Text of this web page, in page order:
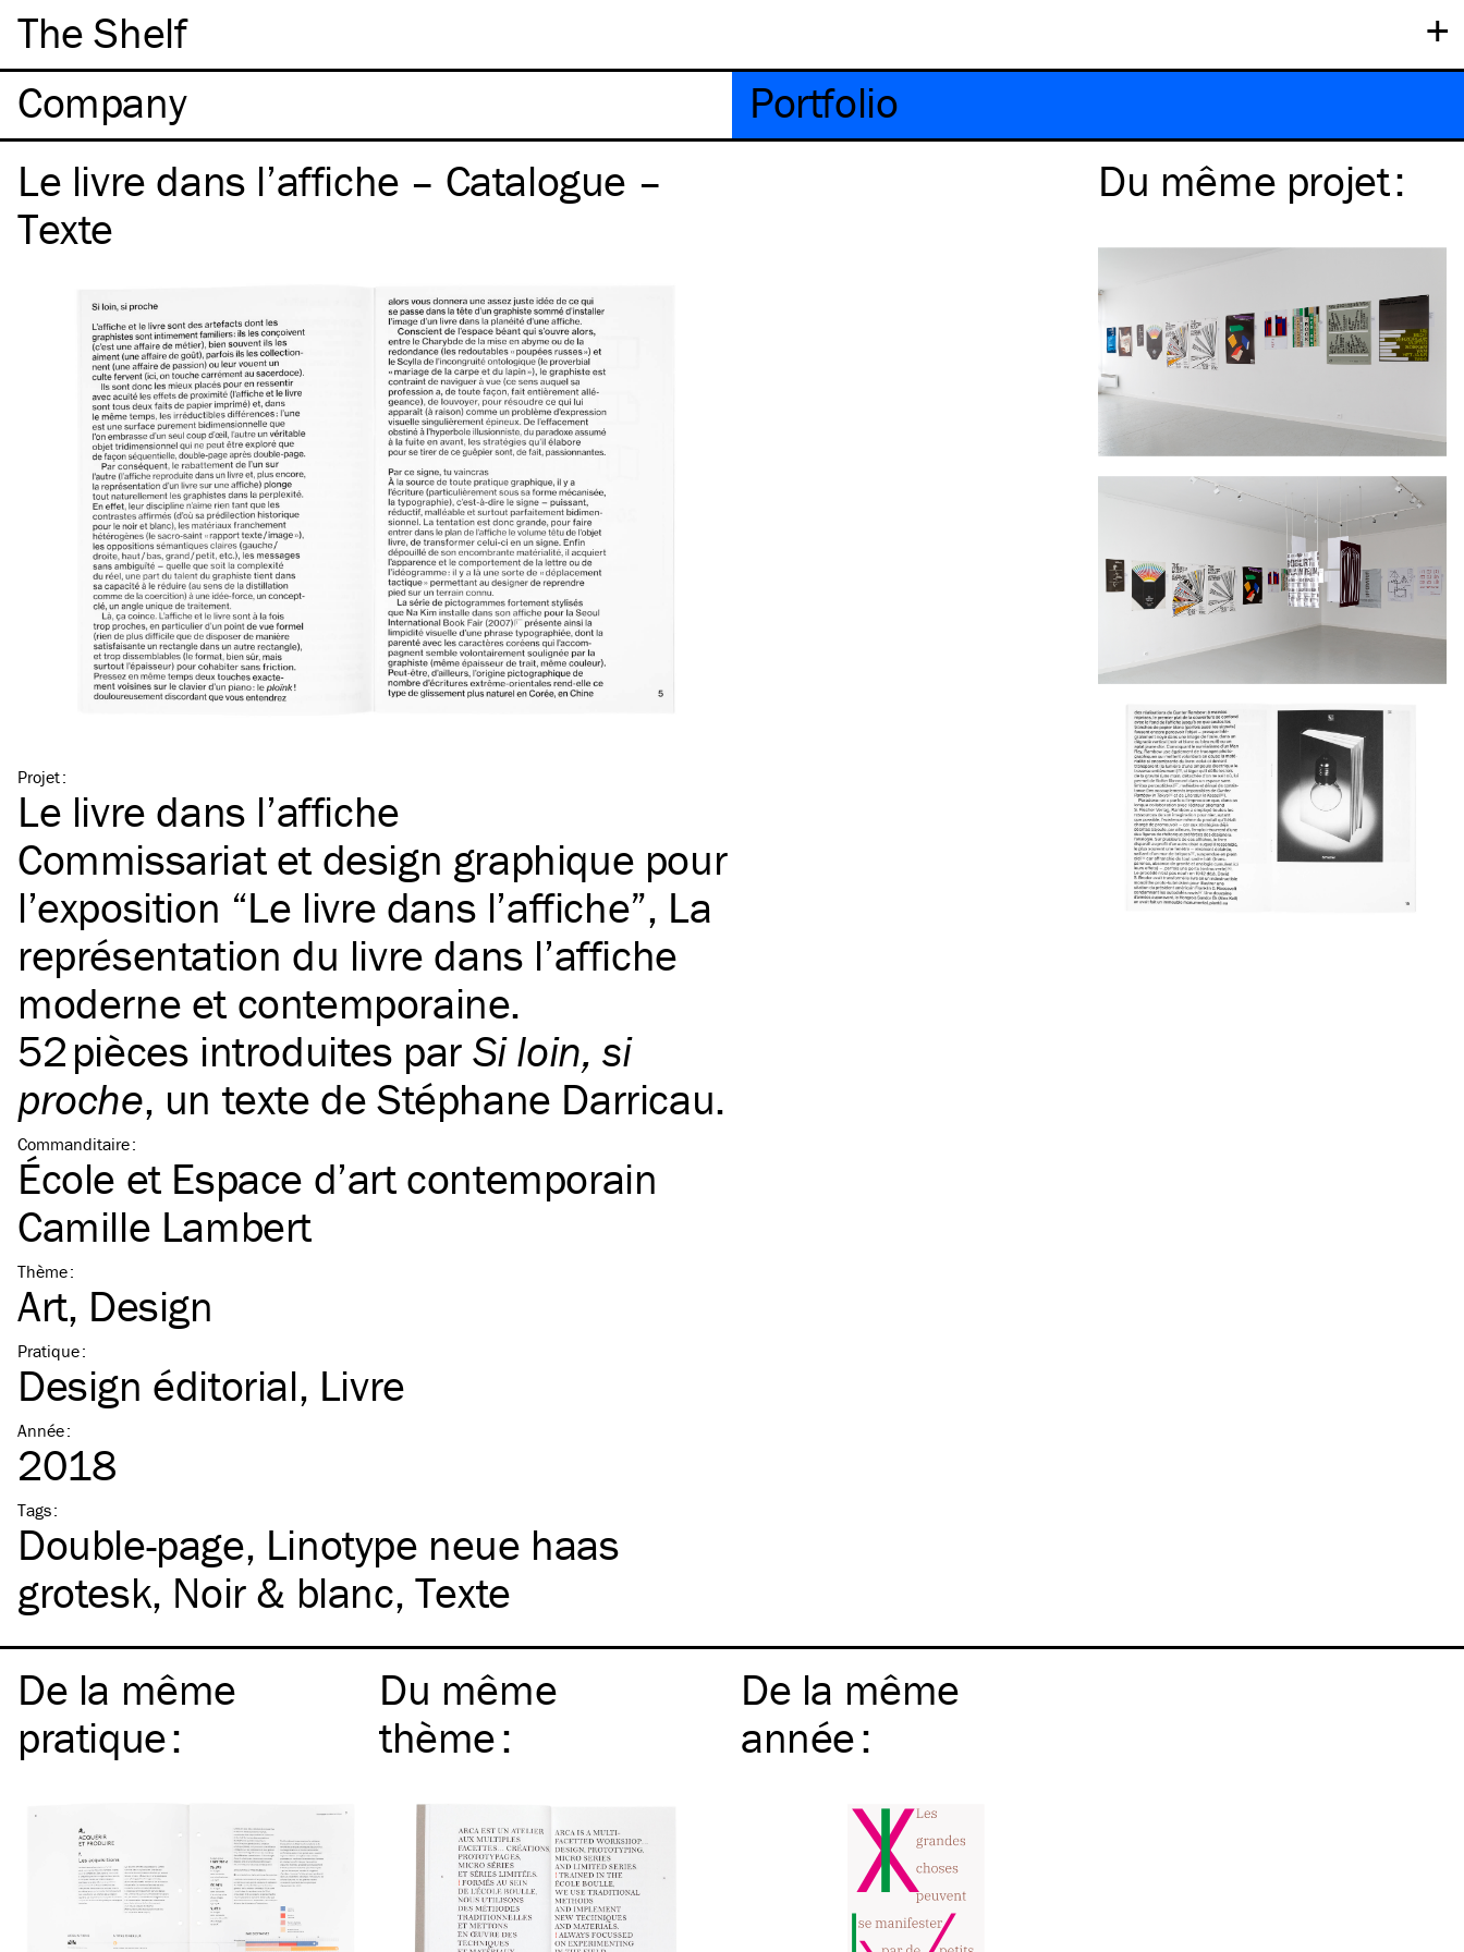
+
The Shelf
Company
Portfolio
Le livre dans l’affiche – Catalogue –
Texte
Projet:
Le livre dans l’affiche
Commissariat et design graphique pour
l’exposition “Le livre dans l’affiche”, La
représentation du livre dans l’affiche
moderne et contemporaine.
52 pièces introduites par Si loin, si
proche, un texte de Stéphane Darricau.
Commanditaire:
École et Espace d’art contemporain
Camille Lambert
Thème:
Art Design
Pratique:
Design éditorial Livre
Année:
2018
Tags:
Double-page Linotype neue haas
grotesk Noir & blanc Texte
Du même projet:
De la même
pratique:
Du même
thème:
De la même
année: